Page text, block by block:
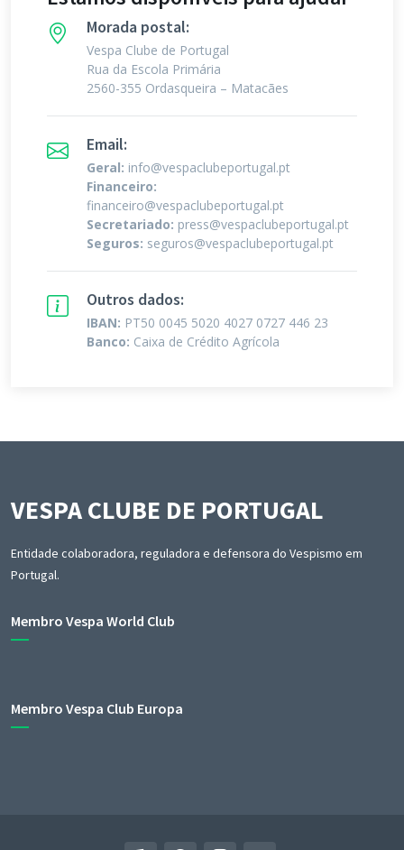
Morada postal:
Vespa Clube de Portugal
Rua da Escola Primária
2560-355 Ordasqueira – Matacães
Email:
Geral: info@vespaclubeportugal.pt
Financeiro:
financeiro@vespaclubeportugal.pt
Secretariado: press@vespaclubeportugal.pt
Seguros: seguros@vespaclubeportugal.pt
Outros dados:
IBAN: PT50 0045 5020 4027 0727 446 23
Banco: Caixa de Crédito Agrícola
VESPA CLUBE DE PORTUGAL
Entidade colaboradora, reguladora e defensora do Vespismo em
Portugal.
Membro Vespa World Club
Membro Vespa Club Europa